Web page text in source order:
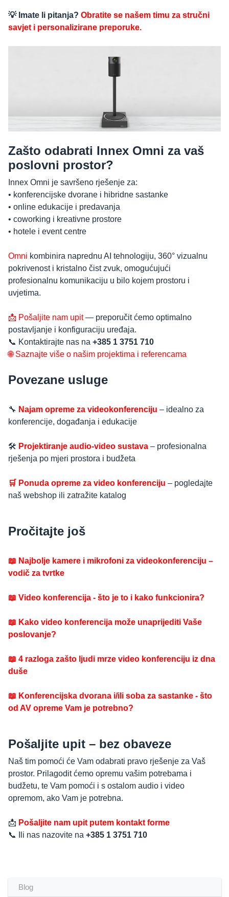
💡 Imate li pitanja? Obratite se našem timu za stručni
savjet i personalizirane preporuke.
Zašto odabrati Innex Omni za vaš
poslovni prostor?
Innex Omni je savršeno rješenje za:
• konferencijske dvorane i hibridne sastanke
• online edukacije i predavanja
• coworking i kreativne prostore
• hotele i event centre
Omni kombinira naprednu AI tehnologiju, 360° vizualnu
pokrivenost i kristalno čist zvuk, omogućujući
profesionalnu komunikaciju u bilo kojem prostoru i
uvjetima.
📩 Pošaljite nam upit— preporučit ćemo optimalno
postavljanje i konfiguraciju uređaja.
📞 Kontaktirajte nas na +385 1 3751 710
🌐 Saznajte više o našim projektima i referencama
Povezane usluge
🔧 Najam opreme za videokonferenciju – idealno za
konferencije, događanja i edukacije
🛠️ Projektiranje audio-video sustava – profesionalna
rješenja po mjeri prostora i budžeta
🛒 Ponuda opreme za video konferenciju – pogledajte
naš webshop ili zatražite katalog
Pročitajte još
📖 Najbolje kamere i mikrofoni za videokonferenciju –
vodič za tvrtke
📖 Video konferencija - što je to i kako funkcionira?
📖 Kako video konferencija može unaprijediti Vaše
poslovanje?
📖 4 razloga zašto ljudi mrze video konferenciju iz dna
duše
📖 Konferencijska dvorana i/ili soba za sastanke - što
od AV opreme Vam je potrebno?
Pošaljite upit – bez obaveze
Naš tim pomoći će Vam odabrati pravo rješenje za Vaš
prostor. Prilagodit ćemo opremu vašim potrebama i
budžetu, te Vam pomoći i s ostalom audio i video
opremom, ako Vam je potrebna.
📩 Pošaljite nam upit putem kontakt forme
📞 Ili nas nazovite na +385 1 3751 710
Blog